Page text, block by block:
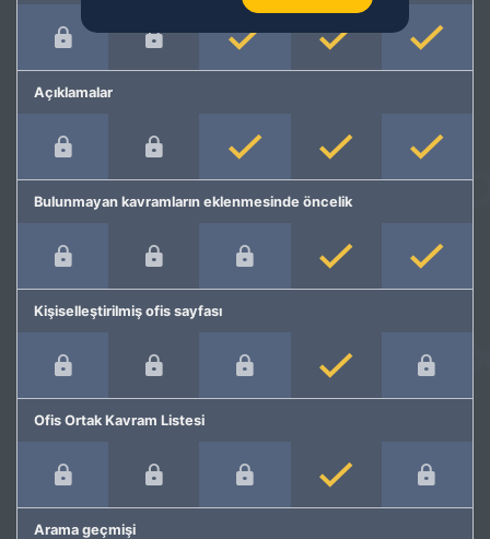
Açıklamalar
Bulunmayan kavramların eklenmesinde öncelik
Kişiselleştirilmiş ofis sayfası
Ofis Ortak Kavram Listesi
Arama geçmişi